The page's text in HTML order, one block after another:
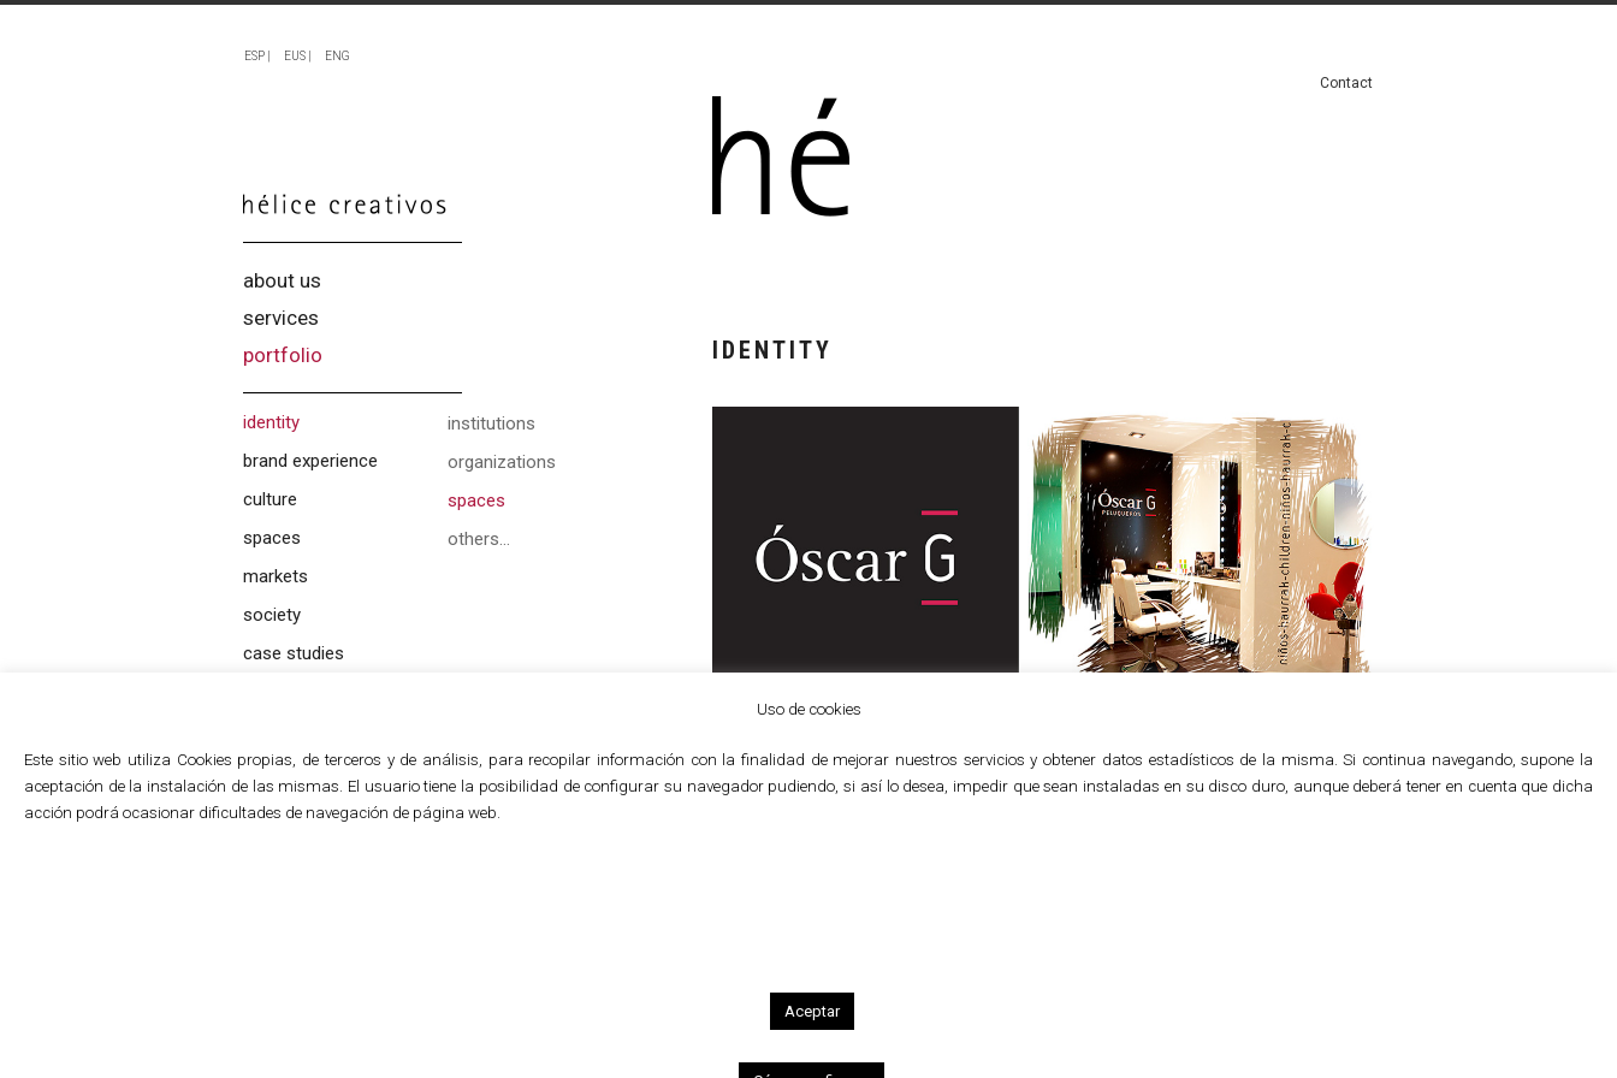
ESP | EUS | ENG
Contact
about us
services
portfolio
identity
institutions
organizations
spaces
others…
brand experience
culture
spaces
markets
society
case studies
1 2 3 4 5 6 7 8
IDENTITY
Hairdresser of the Year».
Uso de cookies
Este sitio web utiliza Cookies propias, de terceros y de análisis, para recopilar información con la finalidad de mejorar nuestros servicios y obtener datos estadísticos de la misma. Si continua navegando, supone la
aceptación de la instalación de las mismas. El usuario tiene la posibilidad de configurar su navegador pudiendo, si así lo desea, impedir que sean instaladas en su disco duro, aunque deberá tener en cuenta que dicha
acción podrá ocasionar dificultades de navegación de página web.
Aceptar